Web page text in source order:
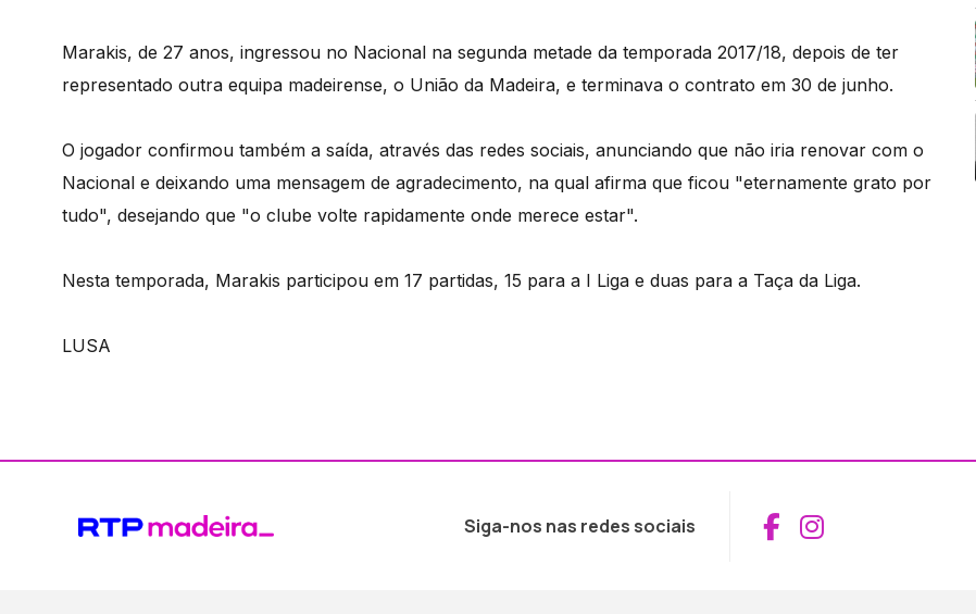
Marakis, de 27 anos, ingressou no Nacional na segunda metade da temporada 2017/18, depois de ter
representado outra equipa madeirense, o União da Madeira, e terminava o contrato em 30 de junho.
O jogador confirmou também a saída, através das redes sociais, anunciando que não iria renovar com o
Nacional e deixando uma mensagem de agradecimento, na qual afirma que ficou "eternamente grato por
tudo", desejando que "o clube volte rapidamente onde merece estar".
Nesta temporada, Marakis participou em 17 partidas, 15 para a I Liga e duas para a Taça da Liga.
LUSA
Siga-nos nas redes sociais Aceder ao
Aceder ao